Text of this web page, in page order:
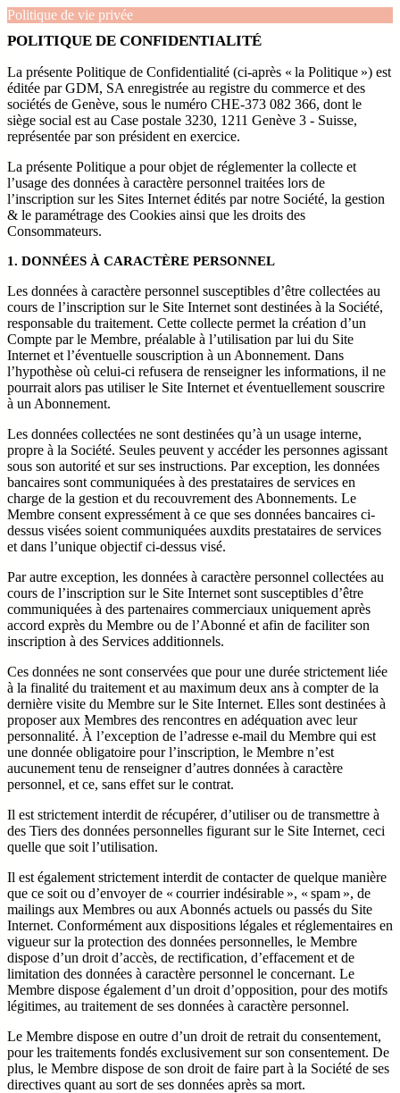
Politique de vie privée
POLITIQUE DE CONFIDENTIALITÉ
La présente Politique de Confidentialité (ci-après « la Politique ») est
éditée par GDM, SA enregistrée au registre du commerce et des
sociétés de Genève, sous le numéro CHE-373 082 366, dont le
siège social est au Case postale 3230, 1211 Genève 3 - Suisse,
représentée par son président en exercice.
La présente Politique a pour objet de réglementer la collecte et
l’usage des données à caractère personnel traitées lors de
l’inscription sur les Sites Internet édités par notre Société, la gestion
& le paramétrage des Cookies ainsi que les droits des
Consommateurs.
1. DONNÉES À CARACTÈRE PERSONNEL
Les données à caractère personnel susceptibles d’être collectées au
cours de l’inscription sur le Site Internet sont destinées à la Société,
responsable du traitement. Cette collecte permet la création d’un
Compte par le Membre, préalable à l’utilisation par lui du Site
Internet et l’éventuelle souscription à un Abonnement. Dans
l’hypothèse où celui-ci refusera de renseigner les informations, il ne
pourrait alors pas utiliser le Site Internet et éventuellement souscrire
à un Abonnement.
Les données collectées ne sont destinées qu’à un usage interne,
propre à la Société. Seules peuvent y accéder les personnes agissant
sous son autorité et sur ses instructions. Par exception, les données
bancaires sont communiquées à des prestataires de services en
charge de la gestion et du recouvrement des Abonnements. Le
Membre consent expressément à ce que ses données bancaires ci-
dessus visées soient communiquées auxdits prestataires de services
et dans l’unique objectif ci-dessus visé.
Par autre exception, les données à caractère personnel collectées au
cours de l’inscription sur le Site Internet sont susceptibles d’être
communiquées à des partenaires commerciaux uniquement après
accord exprès du Membre ou de l’Abonné et afin de faciliter son
inscription à des Services additionnels.
Ces données ne sont conservées que pour une durée strictement liée
à la finalité du traitement et au maximum deux ans à compter de la
dernière visite du Membre sur le Site Internet. Elles sont destinées à
proposer aux Membres des rencontres en adéquation avec leur
personnalité. À l’exception de l’adresse e-mail du Membre qui est
une donnée obligatoire pour l’inscription, le Membre n’est
aucunement tenu de renseigner d’autres données à caractère
personnel, et ce, sans effet sur le contrat.
Il est strictement interdit de récupérer, d’utiliser ou de transmettre à
des Tiers des données personnelles figurant sur le Site Internet, ceci
quelle que soit l’utilisation.
Il est également strictement interdit de contacter de quelque manière
que ce soit ou d’envoyer de « courrier indésirable », « spam », de
mailings aux Membres ou aux Abonnés actuels ou passés du Site
Internet. Conformément aux dispositions légales et réglementaires en
vigueur sur la protection des données personnelles, le Membre
dispose d’un droit d’accès, de rectification, d’effacement et de
limitation des données à caractère personnel le concernant. Le
Membre dispose également d’un droit d’opposition, pour des motifs
légitimes, au traitement de ses données à caractère personnel.
Le Membre dispose en outre d’un droit de retrait du consentement,
pour les traitements fondés exclusivement sur son consentement. De
plus, le Membre dispose de son droit de faire part à la Société de ses
directives quant au sort de ses données après sa mort.